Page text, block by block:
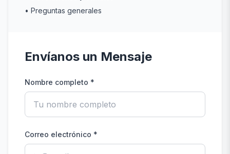
• Preguntas generales
Envíanos un Mensaje
Nombre completo *
Correo electrónico *